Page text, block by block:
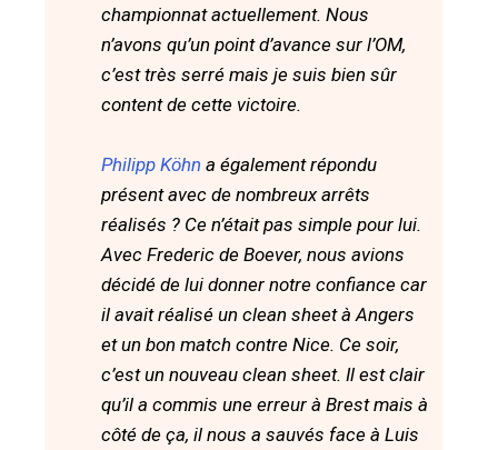
championnat actuellement. Nous
n’avons qu’un point d’avance sur l’OM,
c’est très serré mais je suis bien sûr
content de cette victoire.
Philipp Köhn a également répondu
présent avec de nombreux arrêts
réalisés ? Ce n’était pas simple pour lui.
Avec Frederic de Boever, nous avions
décidé de lui donner notre confiance car
il avait réalisé un clean sheet à Angers
et un bon match contre Nice. Ce soir,
c’est un nouveau clean sheet. Il est clair
qu’il a commis une erreur à Brest mais à
côté de ça, il nous a sauvés face à Luis